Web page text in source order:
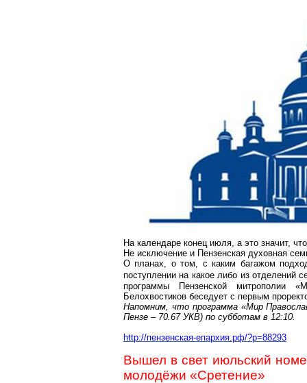
На календаре конец июля, а это значит,
Не исключение и Пензенская духовная
О планах, о том, с каким багажом
поступлении на какое либо из отделений
программы Пензенской митрополии
Белохвостиков беседует с первым
Напомним, что программа «Мир
Пензе – 70.67 УКВ) по субботам в 12:10.
http://пензенская-епархия.рф/?p=88293
Вышел в свет июльский
молодёжи «Сретение»